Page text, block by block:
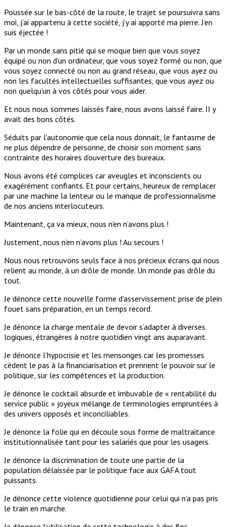
Poussée sur le bas-côté de la route, le trajet se poursuivra sans
moi, j’ai appartenu à cette société, j’y ai apporté ma pierre. J’en
suis éjectée !
Par un monde sans pitié qui se moque bien que vous soyez
équipé ou non d’un ordinateur, que vous soyez formé ou non, que
vous soyez connecté ou non au grand réseau, que vous ayez ou
non les facultés intellectuelles suffisantes, que vous ayez ou
non quelqu’un à vos côtés pour vous aider.
Et nous nous sommes laissés faire, nous avons laissé faire. II y
avait des bons côtés.
Séduits par l’autonomie que cela nous donnait, le fantasme de
ne plus dépendre de personne, de choisir son moment sans
contrainte des horaires d’ouverture des bureaux.
Nous avons été complices car aveugles et inconscients ou
exagérément confiants. Et pour certains, heureux de remplacer
par une machine la lenteur ou le manque de professionnalisme
de nos anciens interlocuteurs.
Maintenant, ça va mieux, nous n’en n’avons plus !
Justement, nous n’en n’avons plus ! Au secours !
Nous nous retrouvons seuls face à nos précieux écrans qui nous
relient au monde, à un drôle de monde. Un monde pas drôle du
tout.
Je dénonce cette nouvelle forme d’asservissement prise de plein
fouet sans préparation, en un temps record.
Je dénonce la charge mentale de devoir s’adapter à diverses
logiques, étrangères à notre quotidien vingt ans auparavant.
Je dénonce l’hypocrisie et les mensonges car les promesses
cèdent le pas à la financiarisation et prennent le pouvoir sur le
politique, sur les compétences et la production.
Je dénonce le cocktail absurde et imbuvable de « rentabilité du
service public » joyeux mélange de terminologies empruntées à
des univers opposés et inconciliables.
Je dénonce la folie qui en découle sous forme de maltraitance
institutionnalisée tant pour les salariés que pour les usagers.
Je dénonce la discrimination de toute une partie de la
population délaissée par le politique face aux GAFA tout
puissants.
Je dénonce cette violence quotidienne pour celui qui n’a pas pris
le train en marche.